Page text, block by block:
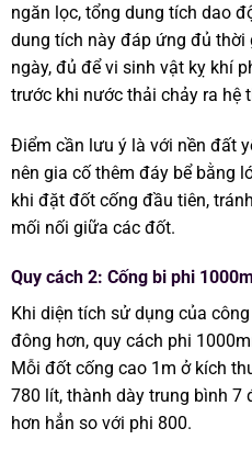
ngăn lọc, tổng dung tích dao
dung tích này đáp ứng đủ
ngày, đủ để vi sinh vật kỵ khí
trước khi nước thải chảy ra hệ
Điểm cần lưu ý là với nền đất
nên gia cố thêm đáy bể bằng
khi đặt đốt cống đầu tiên,
mối nối giữa các đốt.
Quy cách 2: Cống bi phi
Khi diện tích sử dụng của
đông hơn, quy cách phi
Mỗi đốt cống cao 1m ở kích
780 lít, thành dày trung bình 7
hơn hẳn so với phi 800.